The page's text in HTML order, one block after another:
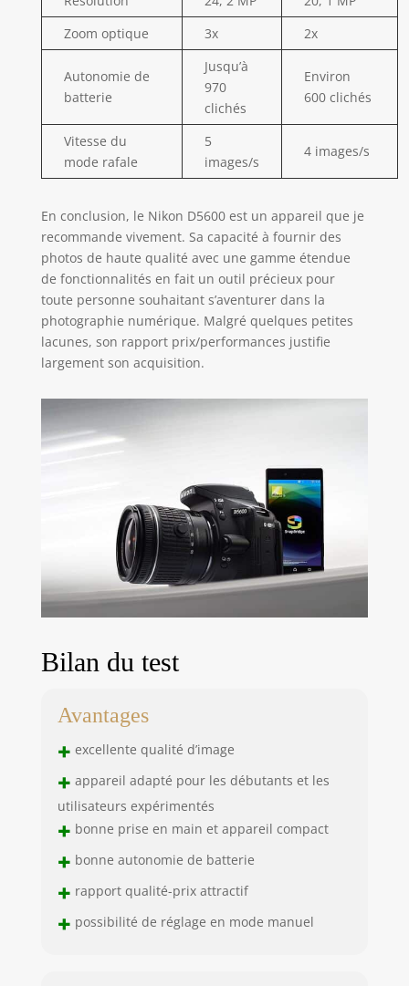
Zoom optique
3x 2x
Autonomie de
batterie
Jusqu’à
970
clichés
Environ
600 clichés
Vitesse du
mode rafale
5
images/s
4 images/s
En conclusion, le Nikon D5600 est un appareil que je
recommande vivement. Sa capacité à fournir des
photos de haute qualité avec une gamme étendue
de fonctionnalités en fait un outil précieux pour
toute personne souhaitant s’aventurer dans la
photographie numérique. Malgré quelques petites
lacunes, son rapport prix/performances justifie
largement son acquisition.
Bilan du test
Avantages
+ excellente qualité d’image
+ appareil adapté pour les débutants et les
utilisateurs expérimentés
+ bonne prise en main et appareil compact
+ bonne autonomie de batterie
+ rapport qualité-prix attractif
+ possibilité de réglage en mode manuel